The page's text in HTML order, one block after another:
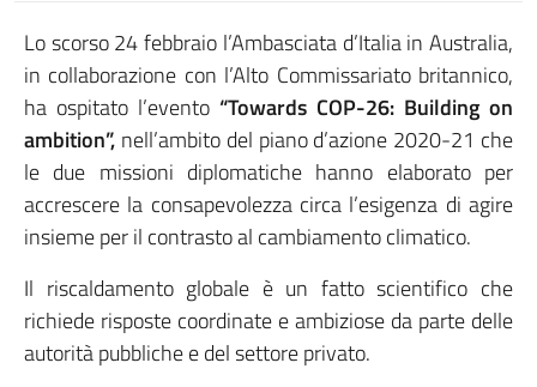
Lo scorso 24 febbraio l’Ambasciata d’Italia in Australia,
in collaborazione con l’Alto Commissariato britannico,
ha ospitato l’evento “Towards COP-26: Building on
ambition”, nell’ambito del piano d’azione 2020-21 che
le due missioni diplomatiche hanno elaborato per
accrescere la consapevolezza circa l’esigenza di agire
insieme per il contrasto al cambiamento climatico.
Il riscaldamento globale è un fatto scientifico che
richiede risposte coordinate e ambiziose da parte delle
autorità pubbliche e del settore privato.